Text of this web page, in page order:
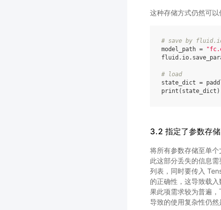
这种存储方式仍然可
# save by
model_path =
fluid . io.
# load
state_dict =
print ( state_dict )
3.2 指定了参数存
将所有参数存储至单
此这部分丢失的信息
列表，同时要传入
的正确性，这导致载
果此项需求较为普遍
导致的使用复杂性仍